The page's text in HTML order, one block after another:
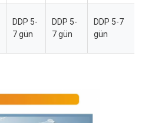
DDP 5-
7 gün
DDP 5-
7 gün
DDP 5-7
gün